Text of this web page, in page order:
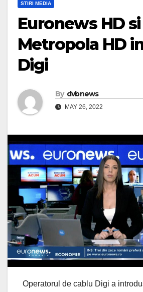
STIRI MEDIA
Euronews HD si
Metropola HD
Digi
By dvbnews
MAY 26, 2022
Operatorul de cablu Digi a